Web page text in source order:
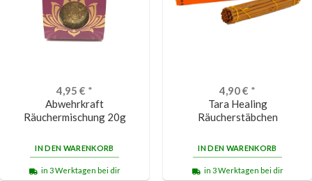
4,95 € *
Abwehrkraft
Räuchermischung 20g
IN DEN WARENKORB
in 3 Werktagen bei dir
4,90€ *
Tara Healing
Räucherstäbchen
IN DEN WARENKORB
in 3 Werktagen bei dir